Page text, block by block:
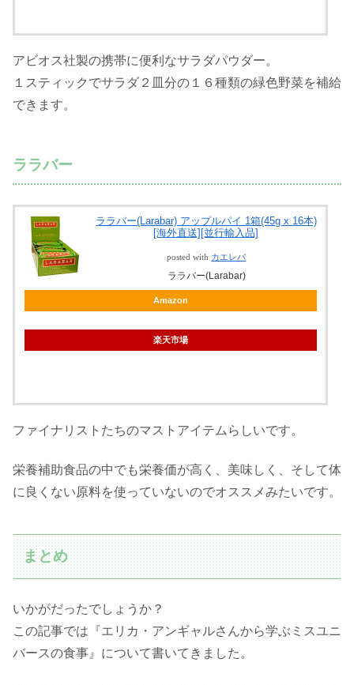
アビオス社製の携帯に便利なサラダパウダー。
１スティックでサラダ２皿分の１６種類の緑色野菜を補給
できます。
ララバー
ララバー(Larabar) アップルパイ 1箱(45g x 16本)
[海外直送][並行輸入品]
posted with カエレバ
ララバー(Larabar)
Amazon
楽天市場
ファイナリストたちのマストアイテムらしいです。
栄養補助食品の中でも栄養価が高く、美味しく、そして体
に良くない原料を使っていないのでオススメみたいです。
まとめ
いかがだったでしょうか？
この記事では『エリカ・アンギャルさんから学ぶミスユニ
バースの食事』について書いてきました。